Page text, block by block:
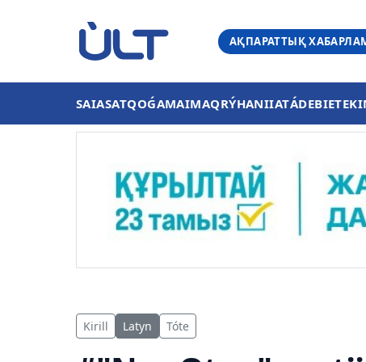
АҚПАРАТТЫҚ
SAIASATQOǴAMAIMAQRÝHANIIATÁDEBIET
Kirill Latyn Tóte